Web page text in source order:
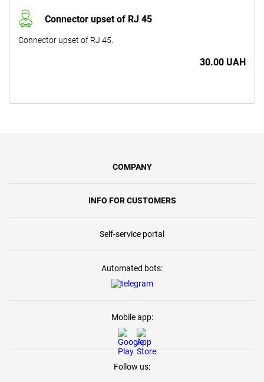
Connector upset of RJ 45
Connector upset of RJ 45.
30.00 UAH
COMPANY
INFO FOR CUSTOMERS
Self-service portal
Automated bots:
Mobile app:
Follow us: